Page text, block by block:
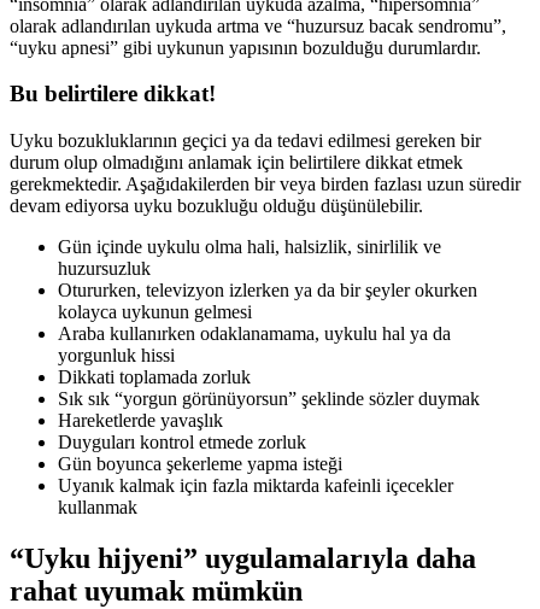
olarak adlandırılan uykuda artma ve “huzursuz bacak sendromu”,
“uyku apnesi” gibi uykunun yapısının bozulduğu durumlardır.
Bu belirtilere dikkat!
Uyku bozukluklarının geçici ya da tedavi edilmesi gereken bir
durum olup olmadığını anlamak için belirtilere dikkat etmek
gerekmektedir. Aşağıdakilerden bir veya birden fazlası uzun süredir
devam ediyorsa uyku bozukluğu olduğu düşünülebilir.
Gün içinde uykulu olma hali, halsizlik, sinirlilik ve
huzursuzluk
Otururken, televizyon izlerken ya da bir şeyler okurken
kolayca uykunun gelmesi
Araba kullanırken odaklanamama, uykulu hal ya da
yorgunluk hissi
Dikkati toplamada zorluk
Sık sık “yorgun görünüyorsun” şeklinde sözler duymak
Hareketlerde yavaşlık
Duyguları kontrol etmede zorluk
Gün boyunca şekerleme yapma isteği
Uyanık kalmak için fazla miktarda kafeinli içecekler
kullanmak
“Uyku hijyeni” uygulamalarıyla daha
rahat uyumak mümkün